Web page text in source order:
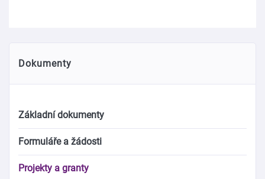
Dokumenty
Základní dokumenty
Formuláře a žádosti
Projekty a granty